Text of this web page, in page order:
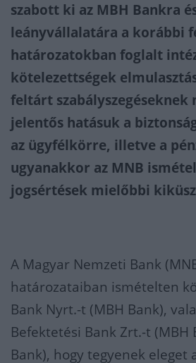
szabott ki az MBH Bankra
leányvállalatára a korábbi
határozatokban foglalt
kötelezettségek
feltárt szabályszegéseknek
jelentős hatásuk a
az ügyfélkörre, illetve a
ugyanakkor az MNB
jogsértések mielőbbi
A Magyar Nemzeti Bank
határozataiban ismételten
Bank Nyrt.-t (MBH Bank),
Befektetési Bank Zrt.-t (MBH
Bank), hogy tegyenek eleget